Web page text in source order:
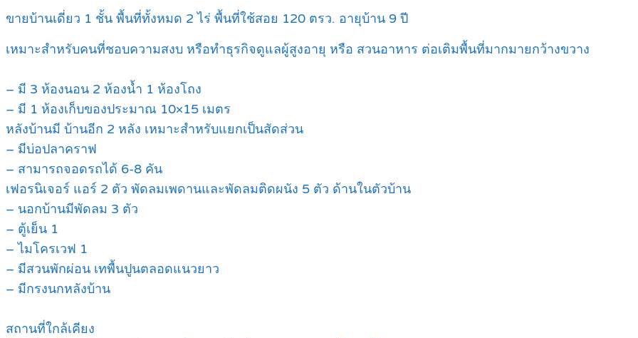
ขายบ้านเดี่ยว 1 ชั้น พื้นที่ทั้งหมด 2 ไร่ พื้นที่ใช้สอย 120 ตรว. อายุบ้าน 9 ปี
เหมาะสำหรับคนที่ชอบความสงบ หรือทำธุรกิจดูแลผู้สูงอายุ หรือ สวนอาหาร ต่อเติมพื้นที่มากมายกว้างขวาง
– มี 3 ห้องนอน 2 ห้องน้ำ 1 ห้องโถง
– มี 1 ห้องเก็บของประมาณ 10×15 เมตร
หลังบ้านมี บ้านอีก 2 หลัง เหมาะสำหรับแยกเป็นสัดส่วน
– มีบ่อปลาคราฟ
– สามารถจอดรถได้ 6-8 คัน
เฟอรนิเจอร์ แอร์ 2 ตัว พัดลมเพดานและพัดลมติดผนัง 5 ตัว ด้านในตัวบ้าน
– นอกบ้านมีพัดลม 3 ตัว
– ตู้เย็น 1
– ไมโครเวฟ 1
– มีสวนพักผ่อน เทพื้นปูนตลอดแนวยาว
– มีกรงนกหลังบ้าน
สถานที่ใกล้เคียง